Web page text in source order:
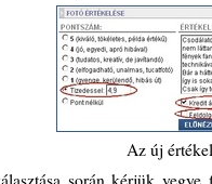
Az új
során kérjük